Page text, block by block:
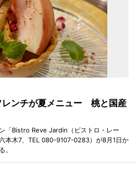
レンチが夏メニュー 桃と国産
「Bistro Reve Jardin（ビストロ・レー
本木7、TEL 080-9107-0283）が8月1日か
。